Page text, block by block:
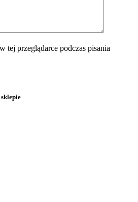
tej przeglądarce podczas pisania